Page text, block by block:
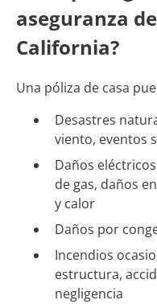
aseguranza
California?
Una póliza de casa
Desastres
viento, eventos
Daños
de gas, daños
y calor
Daños por
Incendios
estructura,
negligencia